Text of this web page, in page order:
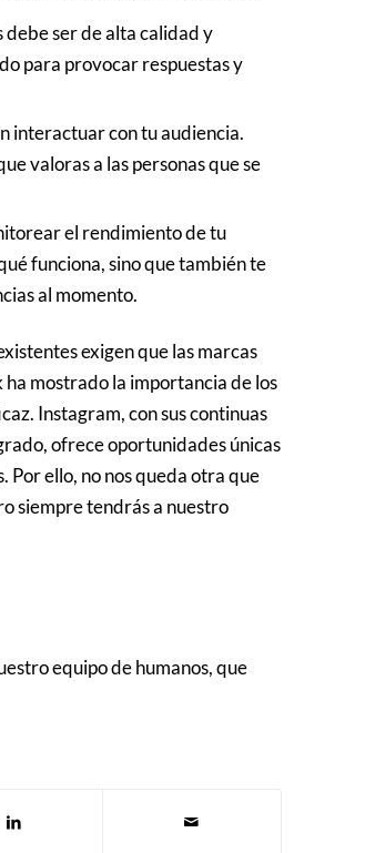
debe ser de alta calidad y
para provocar respuestas y
interactuar con tu audiencia.
valoras a las personas que se
el rendimiento de tu
funciona, sino que también te
al momento.
exigen que las marcas
mostrado la importancia de los
Instagram, con sus continuas
ofrece oportunidades únicas
Por ello, no nos queda otra que
siempre tendrás a nuestro
equipo de humanos, que